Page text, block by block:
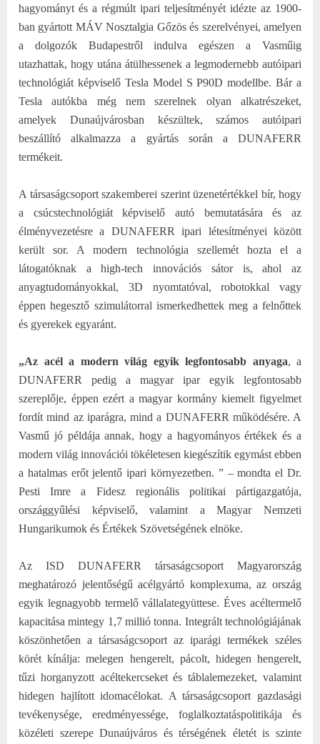
hagyományt és a régmúlt ipari teljesítményét idézte az 1900-
ban gyártott MÁV Nosztalgia Gőzös és szerelvényei, amelyen
a dolgozók Budapestről indulva egészen a Vasműig
utazhattak, hogy utána átülhessenek a legmodernebb autóipari
technológiát képviselő Tesla Model S P90D modellbe. Bár a
Tesla autókba még nem szerelnek olyan alkatrészeket,
amelyek Dunaújvárosban készültek, számos autóipari
beszállító alkalmazza a gyártás során a DUNAFERR
termékeit.
A társaságcsoport szakemberei szerint üzenetértékkel bír, hogy
a csúcstechnológiát képviselő autó bemutatására és az
élményvezetésre a DUNAFERR ipari létesítményei között
került sor. A modern technológia szellemét hozta el a
látogatóknak a high-tech innovációs sátor is, ahol az
anyagtudományokkal, 3D nyomtatóval, robotokkal vagy
éppen hegesztő szimulátorral ismerkedhettek meg a felnőttek
és gyerekek egyaránt.
„Az acél a modern világ egyik legfontosabb anyaga, a
DUNAFERR pedig a magyar ipar egyik legfontosabb
szereplője, éppen ezért a magyar kormány kiemelt figyelmet
fordít mind az iparágra, mind a DUNAFERR működésére. A
Vasmű jó példája annak, hogy a hagyományos értékek és a
modern világ innovációi tökéletesen kiegészítik egymást ebben
a hatalmas erőt jelentő ipari környezetben. ” – mondta el Dr.
Pesti Imre a Fidesz regionális politikai pártigazgatója,
országgyűlési képviselő, valamint a Magyar Nemzeti
Hungarikumok és Értékek Szövetségének elnöke.
Az ISD DUNAFERR társaságcsoport Magyarország
meghatározó jelentőségű acélgyártó komplexuma, az ország
egyik legnagyobb termelő vállalategyüttese. Éves acéltermelő
kapacitása mintegy 1,7 millió tonna. Integrált technológiájának
köszönhetően a társaságcsoport az iparági termékek széles
körét kínálja: melegen hengerelt, pácolt, hidegen hengerelt,
tűzi horganyzott acéltekercseket és táblalemezeket, valamint
hidegen hajlított idomacélokat. A társaságcsoport gazdasági
tevékenysége, eredményessége, foglalkoztatáspolitikája és
közéleti szerepe Dunaújváros és térségének életét is szinte